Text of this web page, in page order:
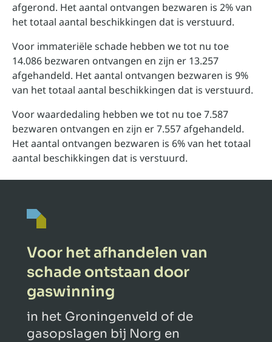
afgerond. Het aantal ontvangen bezwaren is 2% van
het totaal aantal beschikkingen dat is verstuurd.
Voor immateriële schade hebben we tot nu toe
14.086 bezwaren ontvangen en zijn er 13.257
afgehandeld. Het aantal ontvangen bezwaren is 9%
van het totaal aantal beschikkingen dat is verstuurd.
Voor waardedaling hebben we tot nu toe 7.587
bezwaren ontvangen en zijn er 7.557 afgehandeld.
Het aantal ontvangen bezwaren is 6% van het totaal
aantal beschikkingen dat is verstuurd.
Voor het afhandelen van
schade ontstaan door
gaswinning
in het Groningenveld of de
gasopslagen bij Norg en